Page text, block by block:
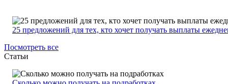
25 предложений для тех, кто хочет получать выплаты
Посмотреть все
Статьи